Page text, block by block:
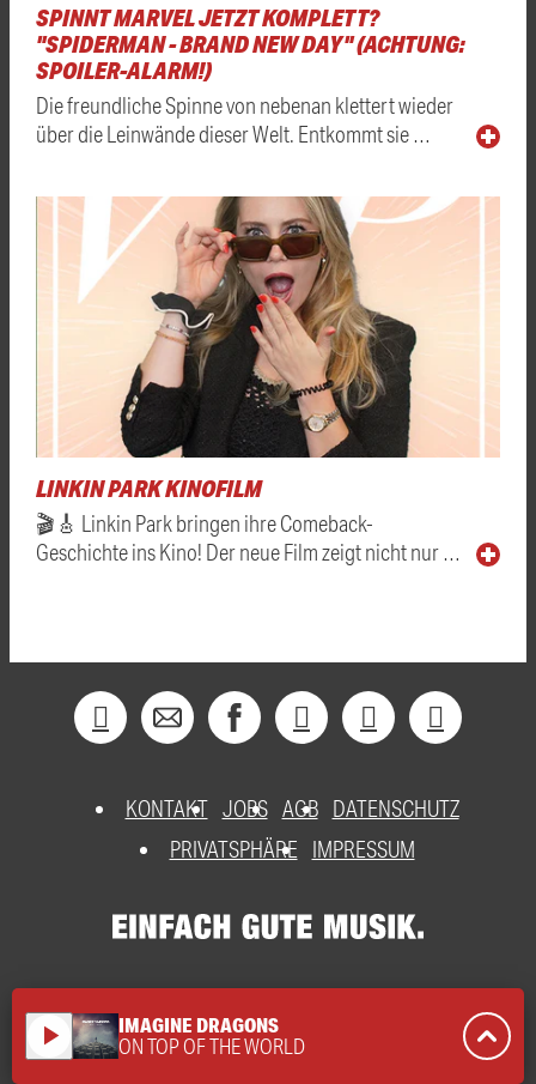
SPINNT MARVEL JETZT KOMPLETT?
"SPIDERMAN - BRAND NEW DAY" (ACHTUNG:
SPOILER-ALARM!)
Die freundliche Spinne von nebenan klettert wieder
über die Leinwände dieser Welt. Entkommt sie …
LINKIN PARK KINOFILM
🎬🎸 Linkin Park bringen ihre Comeback-
Geschichte ins Kino! Der neue Film zeigt nicht nur …
KONTAKT JOBS AGB DATENSCHUTZ
PRIVATSPHÄRE
IMPRESSUM
play_arrow IMAGINE DRAGONS
ON TOP OF THE WORLD